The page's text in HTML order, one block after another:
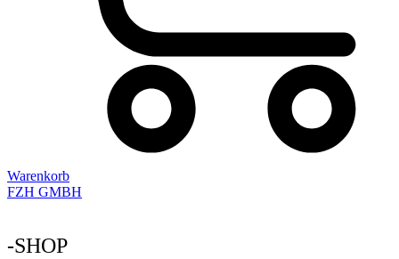
Warenkorb
FZH GMBH
-SHOP